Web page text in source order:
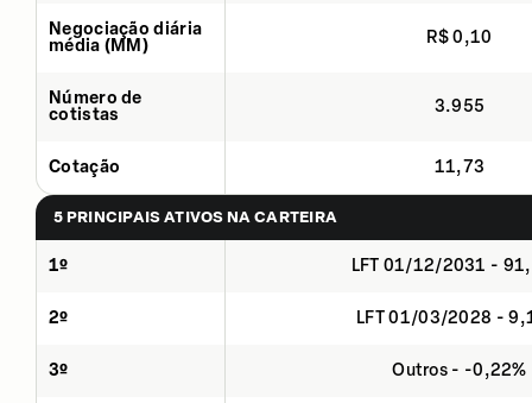
Negociação diária
média (MM)
R$ 0,10
Número de
cotistas
3.955
Cotação 11,73
5 PRINCIPAIS ATIVOS NA CARTEIRA
1º LFT 01/12/2031 -
2º LFT 01/03/2028 -
3º Outros - -0,22%